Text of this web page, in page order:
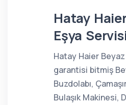
Hatay
Eşya
Hatay Haier
garantisi bitmiş
Buzdolabı,
Bulaşık Makinesi,